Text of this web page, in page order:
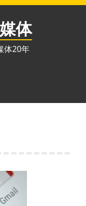
体
体20年